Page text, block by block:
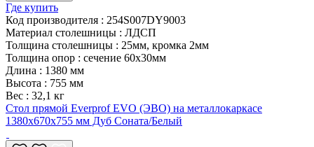
Где купить
Код производителя : 254S007DY9003
Материал столешницы : ЛДСП
Толщина столешницы : 25мм, кромка 2мм
Толщина опор : сечение 60х30мм
Длина : 1380 мм
Высота : 755 мм
Вес : 32,1 кг
Стол прямой Everprof EVO (ЭВО) на металлокаркасе
1380х670х755 мм Дуб Соната/Белый